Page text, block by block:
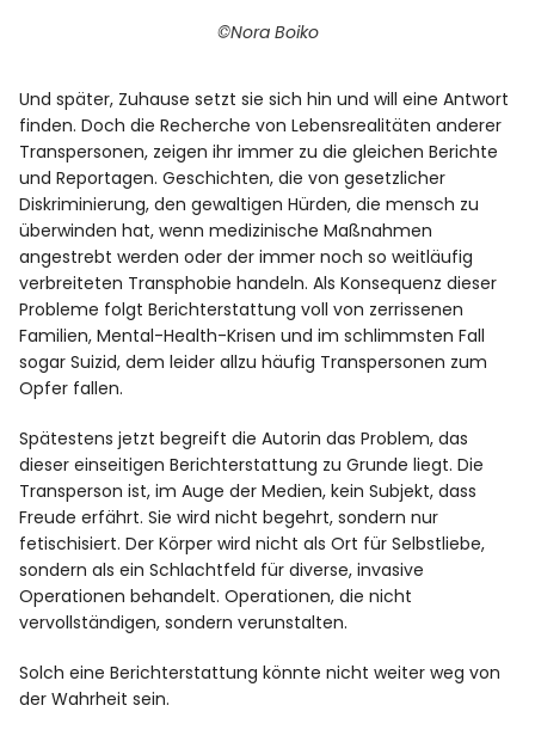
©Nora Boiko
Und später, Zuhause setzt sie sich hin und will eine Antwort
finden. Doch die Recherche von Lebensrealitäten anderer
Transpersonen, zeigen ihr immer zu die gleichen Berichte
und Reportagen. Geschichten, die von gesetzlicher
Diskriminierung, den gewaltigen Hürden, die mensch zu
überwinden hat, wenn medizinische Maßnahmen
angestrebt werden oder der immer noch so weitläufig
verbreiteten Transphobie handeln. Als Konsequenz dieser
Probleme folgt Berichterstattung voll von zerrissenen
Familien, Mental-Health-Krisen und im schlimmsten Fall
sogar Suizid, dem leider allzu häufig Transpersonen zum
Opfer fallen.
Spätestens jetzt begreift die Autorin das Problem, das
dieser einseitigen Berichterstattung zu Grunde liegt. Die
Transperson ist, im Auge der Medien, kein Subjekt, dass
Freude erfährt. Sie wird nicht begehrt, sondern nur
fetischisiert. Der Körper wird nicht als Ort für Selbstliebe,
sondern als ein Schlachtfeld für diverse, invasive
Operationen behandelt. Operationen, die nicht
vervollständigen, sondern verunstalten.
Solch eine Berichterstattung könnte nicht weiter weg von
der Wahrheit sein.